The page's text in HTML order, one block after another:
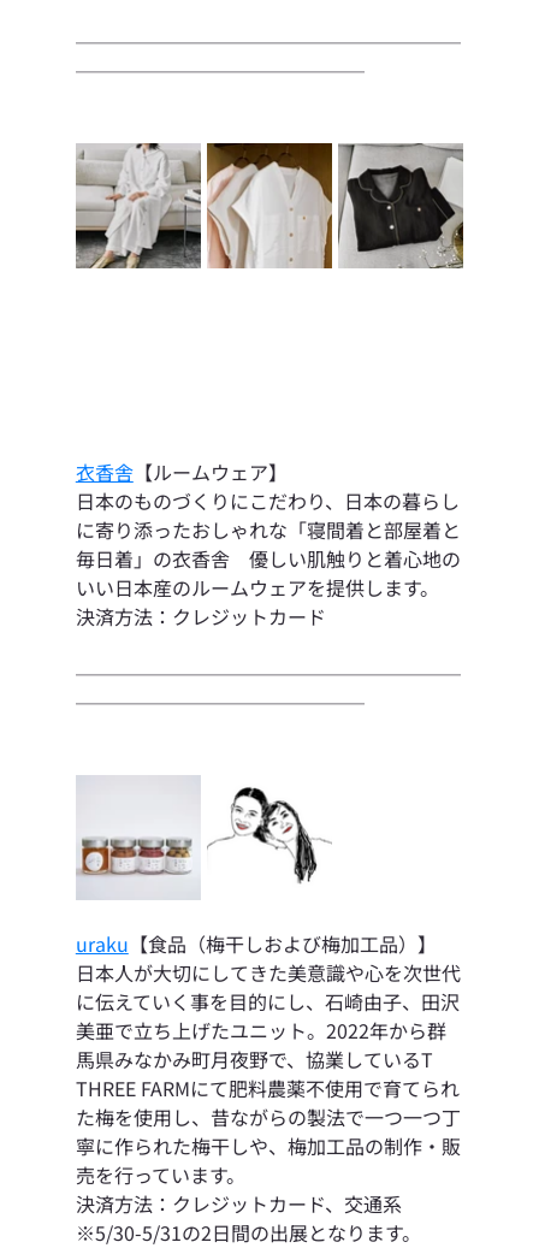
────────────────────
───────────────
衣香舎【ルームウェア】
日本のものづくりにこだわり、日本の暮らし
に寄り添ったおしゃれな「寝間着と部屋着と
毎日着」の衣香舎　優しい肌触りと着心地の
いい日本産のルームウェアを提供します。
決済方法：クレジットカード
────────────────────
───────────────
uraku 【食品（梅干しおよび梅加工品）】
日本人が大切にしてきた美意識や心を次世代
に伝えていく事を目的にし、石崎由子、田沢
美亜で立ち上げたユニット。2022年から群
馬県みなかみ町月夜野で、協業しているT
THREE FARMにて肥料農薬不使用で育てられ
た梅を使用し、昔ながらの製法で一つ一つ丁
寧に作られた梅干しや、梅加工品の制作・販
売を行っています。
決済方法：クレジットカード、交通系
※5/30-5/31の2日間の出展となります。